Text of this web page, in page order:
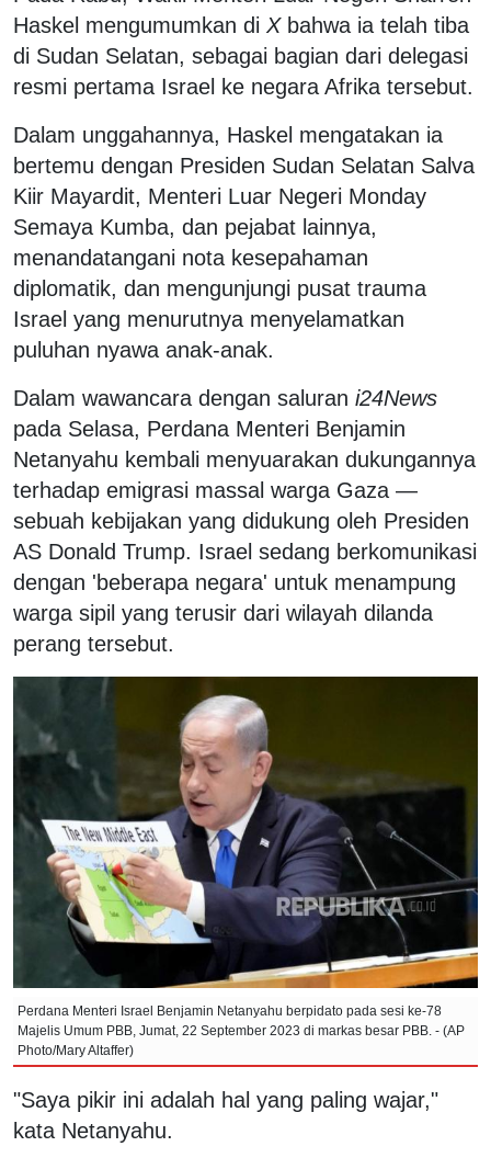
Haskel mengumumkan di Xbahwa ia telah tiba
di Sudan Selatan, sebagai bagian dari delegasi
resmi pertama Israel ke negara Afrika tersebut.
Dalam unggahannya, Haskel mengatakan ia
bertemu dengan Presiden Sudan Selatan Salva
Kiir Mayardit, Menteri Luar Negeri Monday
Semaya Kumba, dan pejabat lainnya,
menandatangani nota kesepahaman
diplomatik, dan mengunjungi pusat trauma
Israel yang menurutnya menyelamatkan
puluhan nyawa anak-anak.
Dalam wawancara dengan saluran i24News
pada Selasa, Perdana Menteri Benjamin
Netanyahu kembali menyuarakan dukungannya
terhadap emigrasi massal warga Gaza —
sebuah kebijakan yang didukung oleh Presiden
AS Donald Trump. Israel sedang berkomunikasi
dengan 'beberapa negara' untuk menampung
warga sipil yang terusir dari wilayah dilanda
perang tersebut.
Perdana Menteri Israel Benjamin Netanyahu berpidato pada sesi ke-78
Majelis Umum PBB, Jumat, 22 September 2023 di markas besar PBB. - (AP
Photo/Mary Altaffer)
"Saya pikir ini adalah hal yang paling wajar,"
kata Netanyahu.